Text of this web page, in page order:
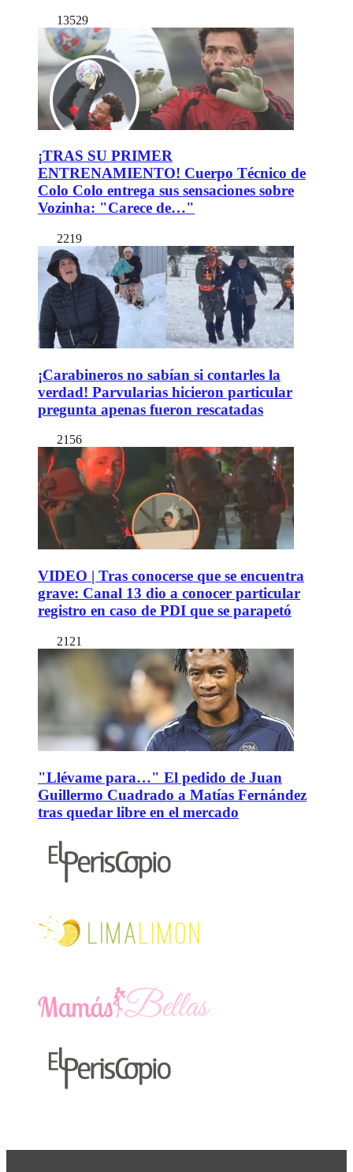
13529
¡TRAS SU PRIMER
ENTRENAMIENTO! Cuerpo Técnico de
Colo Colo entrega sus sensaciones sobre
Vozinha: "Carece de…"
2219
¡Carabineros no sabían si contarles la
verdad! Parvularias hicieron particular
pregunta apenas fueron rescatadas
2156
VIDEO | Tras conocerse que se encuentra
grave: Canal 13 dio a conocer particular
registro en caso de PDI que se parapetó
2121
"Llévame para…" El pedido de Juan
Guillermo Cuadrado a Matías Fernández
tras quedar libre en el mercado